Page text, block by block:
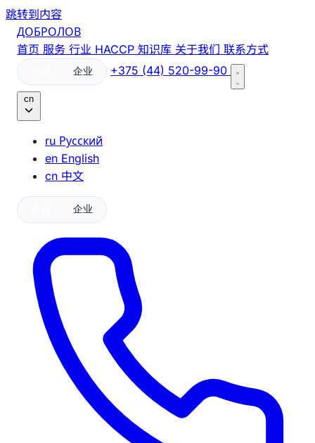
跳转到内容
ДОБРОЛОВ
首页 服务 行业 HACCP 知识库 关于我们 联系方式
企业 +375 (44) 520-99-90
cn
ru Русский
en English
cn 中文
企业